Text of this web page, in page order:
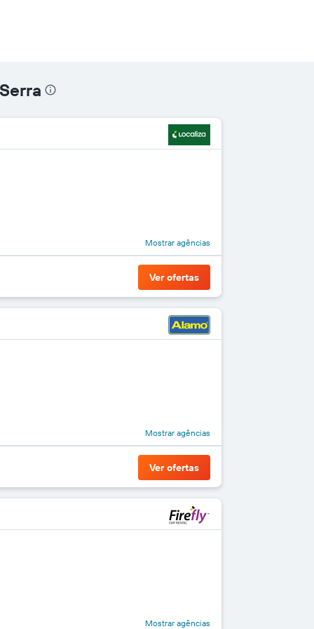
Mostrar agências
Ver ofertas
Mostrar agências
Ver ofertas
Mostrar agências